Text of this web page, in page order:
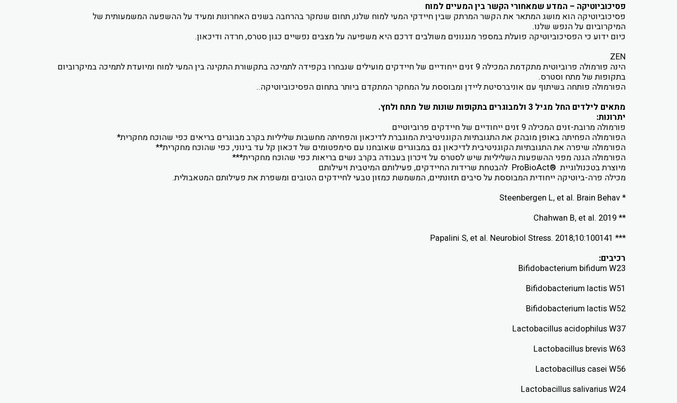
פסיכוביוטיקה – המדע שמאחורי הקשר בין המעיים למוח
פסיכוביוטיקה הוא מושג המתאר את הקשר המרתק שבין חיידקי המעי למוח שלנו, תחום שנחקר בהרחבה בשנים האחרונות ומעיד על ההשפעה המשמעותית של
המיקרוביום על הנפש שלנו.
כיום ידוע כי הפסיכוביוטיקה פועלת במספר מנגנונים משולבים דרכם היא משפיעה על מצבים נפשיים כגון סטרס, חרדה ודיכאון.
ZEN
הינה פורמולה פרוביוטית מתקדמת המכילה 9 זנים ייחודיים של חיידקים מועילים שנבחרו בקפידה לתמיכה בתקשורת התקינה בין המעי למוח ומיועדת לתמיכה במיקרוביום
בתקופות של מתח וסטרס.
הפורמולה פותחה בשיתוף עם אוניברסיטת ליידן ומבוססת על המחקר המתקדם ביותר בתחום הפסיכוביוטיקה..
מתאים לילדים החל מגיל 3 ולמבוגרים בתקופות שונות של מתח ולחץ.
יתרונות:
פורמולה מרובת-זנים המכילה 9 זנים ייחודיים של חיידקים פרוביוטיים
הפורמולה הפחיתה באופן מובהק את התגובתיות הקוגניטיבית המוגברת לדיכאון והפחיתה מחשבות שליליות בקרב מבוגרים בריאים כפי שהוכח מחקרית*
הפורמולה שיפרה את התגובתיות הקוגניטיבית לדיכאון גם במבוגרים שאובחנו עם סימפטומים של דכאון קל עד בינוני, כפי שהוכח מחקרית**
הפורמולה הגנה מפני ההשפעות השליליות שיש לסטרס על זיכרון בעבודה בקרב נשים בריאות כפי שהוכח מחקרית***
מיוצרת בטכנולוגיית ®ProBioAct להבטחת שרידות החיידקים, פעילותם המיטבית ויעילותם
מכילה פרה-ביוטיקה ייחודית המבוססת על סיבים תזונתיים, המשמשת כמזון טבעי לחיידקים הטובים ומשפרת את פעילותם המטאבולית.
* Steenbergen L, et al. Brain Behav
** Chahwan B, et al. 2019
*** Papalini S, et al. Neurobiol Stress. 2018;10:100141
רכיבים:
Bifidobacterium bifidum W23
Bifidobacterium lactis W51
Bifidobacterium lactis W52
Lactobacillus acidophilus W37
Lactobacillus brevis W63
Lactobacillus casei W56
Lactobacillus salivarius W24